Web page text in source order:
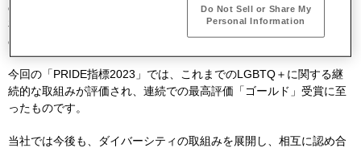
の開催、従業員への教育を目的とした「LGBTハンドブック」配
布、従業員の性自認に応じた氏名で働ける「ビジネスネーム制度」
の新設などの各種施策や社内浸透活動にも注力してきました。
今回の「PRIDE指標2023」では、これまでのLGBTQ＋に関する継
続的な取組みが評価され、連続での最高評価「ゴールド」受賞に至
ったものです。
当社では今後も、ダイバーシティの取組みを展開し、相互に認め合
Do Not Sell or Share My
Personal Information